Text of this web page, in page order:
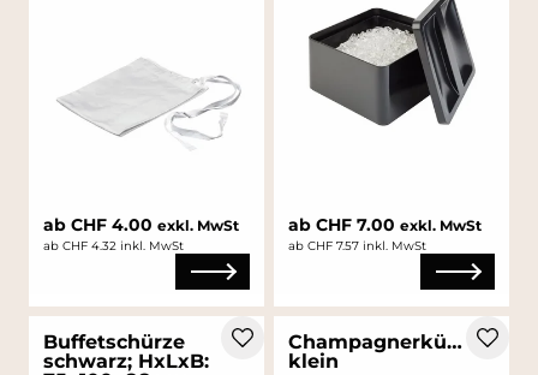
ab CHF 4.00 exkl. MwSt
ab CHF 4.32 inkl. MwSt
ab CHF 7.00 exkl. MwSt
ab CHF 7.57 inkl. MwSt
Buffetschürze
schwarz; HxLxB:
Champagnerkühler
klein